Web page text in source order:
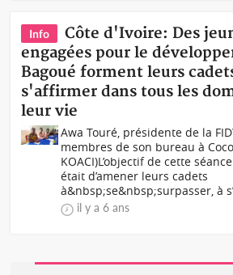
Info
Côte d'Ivoire: Des
engagées pour le
Bagoué forment leurs
s'affirmer dans tous les
leur vie
Awa Touré, présidente de la
membres de son bureau à
KOACI)L’objectif de cette
était d’amener leurs cadets
à&nbsp;se&nbsp;surpasser, à
il y a 6 ans